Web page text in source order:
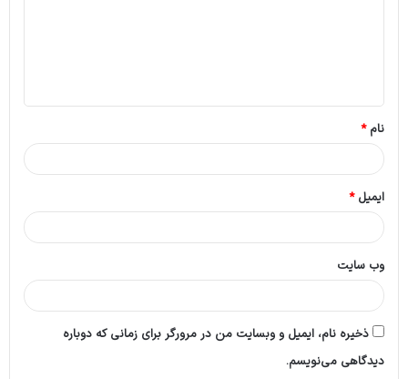
*
نام*
ایمیل*
وب‌ سایت
ذخیره نام، ایمیل و وبسایت من در مرورگر برای زمانی که دوباره
دیدگاهی می‌نویسم.